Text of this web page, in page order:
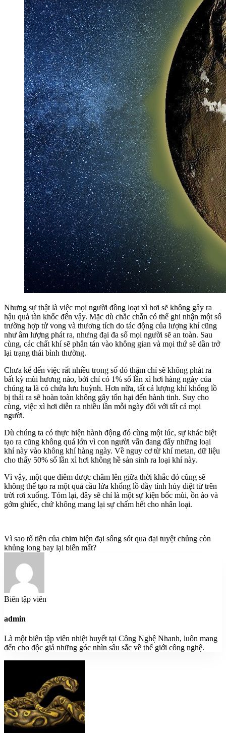
Nhưng sự thật là việc mọi người đồng loạt xì hơi sẽ không gây ra
hậu quả tàn khốc đến vậy. Mặc dù chắc chắn có thể ghi nhận một số
trường hợp tử vong và thương tích do tác động của lượng khí cũng
như âm lượng phát ra, nhưng đại đa số mọi người sẽ an toàn. Sau
cùng, các chất khí sẽ phân tán vào không gian và mọi thứ sẽ dần trở
lại trạng thái bình thường.
Chưa kể đến việc rất nhiều trong số đó thậm chí sẽ không phát ra
bất kỳ mùi hương nào, bởi chỉ có 1% số lần xì hơi hàng ngày của
chúng ta là có chứa lưu huỳnh. Hơn nữa, tất cả lượng khí khổng lồ
bị thải ra sẽ hoàn toàn không gây tổn hại đến hành tinh. Suy cho
cùng, việc xì hơi diễn ra nhiều lần mỗi ngày đối với tất cả mọi
người.
Dù chúng ta có thực hiện hành động đó cùng một lúc, sự khác biệt
tạo ra cũng không quá lớn vì con người vẫn đang đẩy những loại
khí này vào không khí hàng ngày. Về nguy cơ từ khí metan, dữ liệu
cho thấy 50% số lần xì hơi không hề sản sinh ra loại khí này.
Vì vậy, một que diêm được châm lên giữa thời khắc đó cũng sẽ
không thể tạo ra một quả cầu lửa khổng lồ đầy tính hủy diệt từ trên
trời rơi xuống. Tóm lại, đây sẽ chỉ là một sự kiện bốc mùi, ồn ào và
gớm ghiếc, chứ không mang lại sự chấm hết cho nhân loại.
Vì sao tổ tiên của chim hiện đại sống sót qua đại tuyệt chủng còn
khủng long bay lại biến mất?
Biên tập viên
admin
Là một biên tập viên nhiệt huyết tại Công Nghệ Nhanh, luôn mang
đến cho độc giả những góc nhìn sâu sắc về thế giới công nghệ.